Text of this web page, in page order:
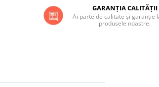
GARANȚIA CALITĂȚII
Ai parte de calitate și garanție
produsele noastre.